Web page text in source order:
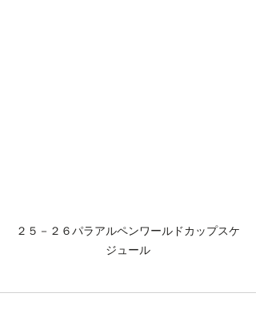
２５－２６パラアルペンワールドカップスケ
ジュール